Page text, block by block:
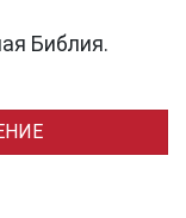
Библия.